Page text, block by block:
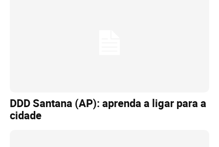
DDD Santana (AP): aprenda a ligar para a
cidade